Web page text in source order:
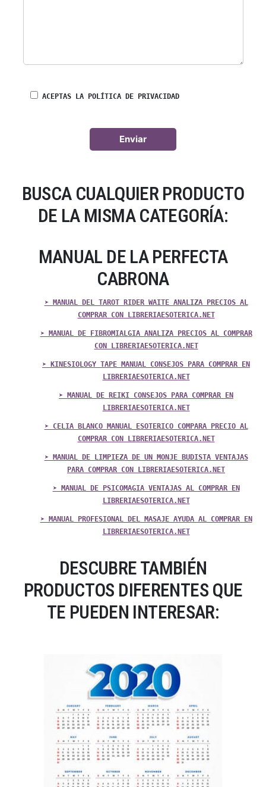
ACEPTAS LA POLÍTICA DE PRIVACIDAD
BUSCA CUALQUIER PRODUCTO
DE LA MISMA CATEGORÍA:
MANUAL DE LA PERFECTA
CABRONA
➤ MANUAL DEL TAROT RIDER WAITE ANALIZA PRECIOS AL
COMPRAR CON LIBRERIAESOTERICA.NET
➤ MANUAL DE FIBROMIALGIA ANALIZA PRECIOS AL COMPRAR
CON LIBRERIAESOTERICA.NET
➤ KINESIOLOGY TAPE MANUAL CONSEJOS PARA COMPRAR EN
LIBRERIAESOTERICA.NET
➤ MANUAL DE REIKI CONSEJOS PARA COMPRAR EN
LIBRERIAESOTERICA.NET
➤ CELIA BLANCO MANUAL ESOTERICO COMPARA PRECIO AL
COMPRAR CON LIBRERIAESOTERICA.NET
➤ MANUAL DE LIMPIEZA DE UN MONJE BUDISTA VENTAJAS
PARA COMPRAR CON LIBRERIAESOTERICA.NET
➤ MANUAL DE PSICOMAGIA VENTAJAS AL COMPRAR EN
LIBRERIAESOTERICA.NET
➤ MANUAL PROFESIONAL DEL MASAJE AYUDA AL COMPRAR EN
LIBRERIAESOTERICA.NET
DESCUBRE TAMBIÉN
PRODUCTOS DIFERENTES QUE
TE PUEDEN INTERESAR: